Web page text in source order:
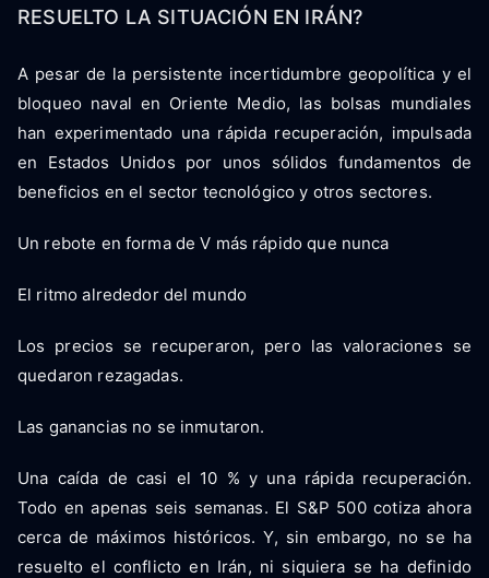
RESUELTO LA SITUACIÓN EN IRÁN?
A pesar de la persistente incertidumbre geopolítica y el
bloqueo naval en Oriente Medio, las bolsas mundiales
han experimentado una rápida recuperación, impulsada
en Estados Unidos por unos sólidos fundamentos de
beneficios en el sector tecnológico y otros sectores.
Un rebote en forma de V más rápido que nunca
El ritmo alrededor del mundo
Los precios se recuperaron, pero las valoraciones se
quedaron rezagadas.
Las ganancias no se inmutaron.
Una caída de casi el 10 % y una rápida recuperación.
Todo en apenas seis semanas. El S&P 500 cotiza ahora
cerca de máximos históricos. Y, sin embargo, no se ha
resuelto el conflicto en Irán, ni siquiera se ha definido